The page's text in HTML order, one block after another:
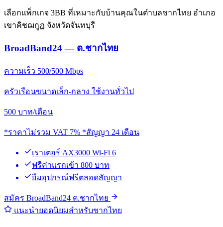
เลือกแพ็กเกจ 3BB ที่เหมาะกับบ้านคุณในตำบลชากไทย อำเภอ
เขาคิชฌกูฏ จังหวัดจันทบุรี
BroadBand24 — ต.ชากไทย
ความเร็ว 500/500 Mbps
ครัวเรือนขนาดเล็ก-กลาง ใช้งานทั่วไป
500 บาท/เดือน
*ราคาไม่รวม VAT 7% *สัญญา 24 เดือน
เราเตอร์ AX3000 Wi-Fi 6
ฟรีค่าแรกเข้า 800 บาท
ยืมอุปกรณ์ฟรีตลอดสัญญา
สมัคร BroadBand24 ต.ชากไทย
แนะนำยอดนิยมสำหรับชากไทย